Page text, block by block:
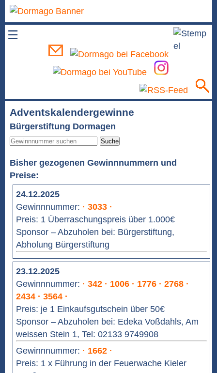
☰
Adventskalendergewinne
Bürgerstiftung Dormagen
Suche
Bisher gezogenen Gewinnnummern und
Preise:
24.12.2025
Gewinnnummer: · 3033 ·
Preis: 1 Überraschungspreis über 1.000€
Sponsor – Abzuholen bei: Bürgerstiftung,
Abholung Bürgerstiftung
23.12.2025
Gewinnnummer: · 342 · 1006 · 1776 · 2768 ·
2434 · 3564 ·
Preis: je 1 Einkaufsgutschein über 50€
Sponsor – Abzuholen bei: Edeka Voßdahls, Am
weissen Stein 1, Tel: 02133 9749908
Gewinnnummer: · 1662 ·
Preis: 1 x Führung in der Feuerwache Kieler